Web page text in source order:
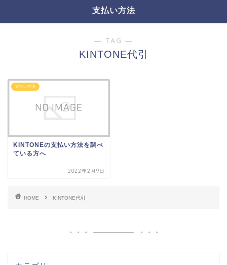
支払い方法
― TAG ―
KINTONE代引
支払い方法
KINTONEの支払い方法を調べ
ている方へ
2022年2月9日
HOME KINTONE代引